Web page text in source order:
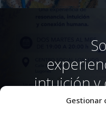
Gestionar
intuición y